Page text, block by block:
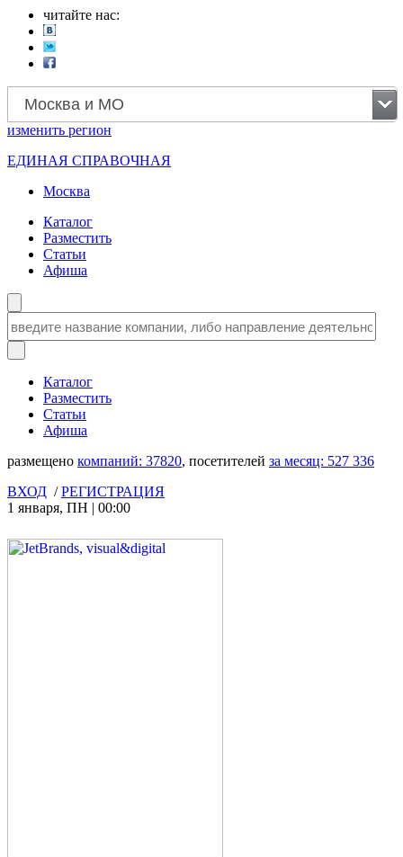
читайте нас:
Москва и МО
изменить регион
ЕДИНАЯ СПРАВОЧНАЯ
Москва
Каталог
Разместить
Статьи
Афиша
Каталог
Разместить
Статьи
Афиша
размещено компаний: 37820, посетителей за месяц: 527 336
ВХОД /РЕГИСТРАЦИЯ
1 января, ПН | 00:00